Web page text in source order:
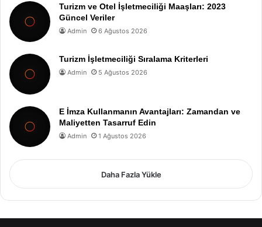
Turizm ve Otel İşletmeciliği Maaşları: 2023
Güncel Veriler
Admin 6 Ağustos 2026
Turizm İşletmeciliği Sıralama Kriterleri
Admin 5 Ağustos 2026
E İmza Kullanmanın Avantajları: Zamandan ve
Maliyetten Tasarruf Edin
Admin 1 Ağustos 2026
Daha Fazla Yükle